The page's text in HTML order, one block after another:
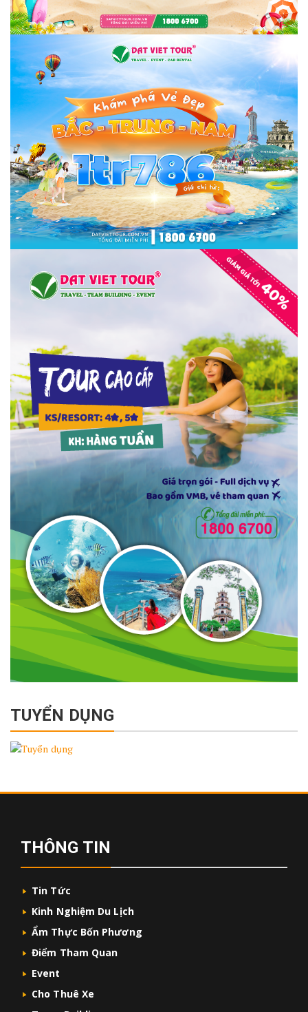
TUYỂN DỤNG
THÔNG TIN
Tin Tức
Kinh Nghiệm Du Lịch
Ẩm Thực Bốn Phương
Điểm Tham Quan
Event
Cho Thuê Xe